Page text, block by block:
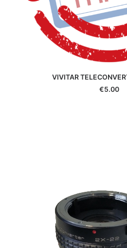
VIVITAR
5.00
Ce site utilise des cookies pour
Vous pouvez les désactiver
J'ACCEPTE |